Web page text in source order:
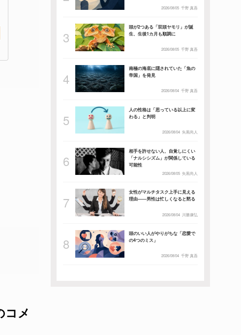
コメ
2026/08/05 千野 真吾
頭が2つある「双頭ヤモリ」が誕
生、生後1カ月も順調に
2026/08/05 千野 真吾
南極の海底に隠されていた「魚の
帝国」を発見
2026/08/04 千野 真吾
人の性格は「思っている以上に変
わる」と判明
2026/08/04 矢黒尚人
相手を許せない人、自覚しにくい
「ナルシシズム」が関係している
可能性
2026/08/05 矢黒尚人
女性がマルチタスク上手に見える
理由――男性は忙しくなると黙る
2026/08/04 川勝康弘
頭のいい人がやりがちな「恋愛で
の4つのミス」
2026/08/04 千野 真吾